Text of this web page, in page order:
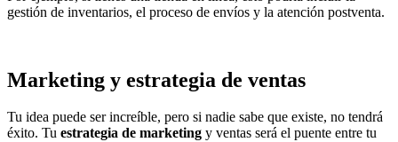
gestión de inventarios, el proceso de envíos y la atención postventa.
Marketing y estrategia de ventas
Tu idea puede ser increíble, pero si nadie sabe que existe, no tendrá
éxito. Tu estrategia de marketing y ventas será el puente entre tu